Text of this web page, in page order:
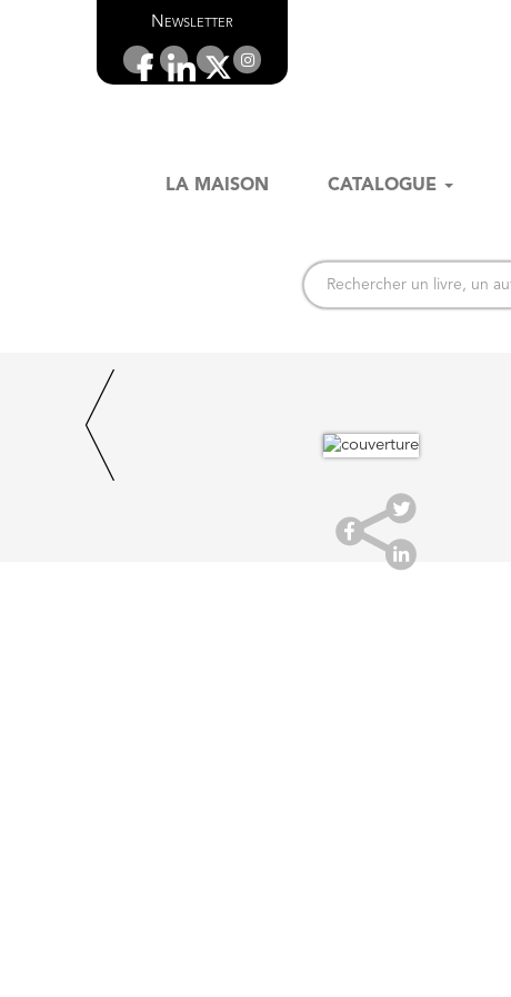
Newsletter
LA MAISON CATALOGUE